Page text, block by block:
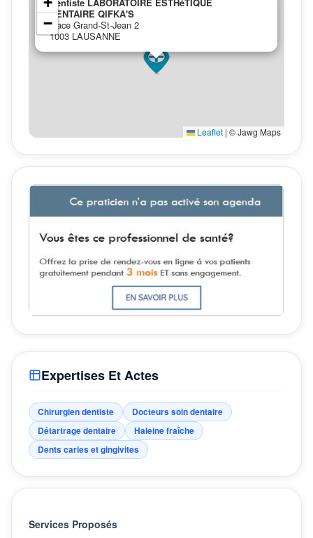
Expertises Et Actes
Chirurgien dentiste
Docteurs soin dentaire
Détartrage dentaire
Haleine fraîche
Dents caries et gingivites
Services Proposés
DENTAIRE QIFKA'S
place Grand-St-Jean 2
1003 LAUSANNE
−
Leaflet | © Jawg Maps